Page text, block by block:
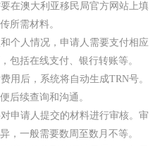
在澳大利亚移民局官方网站上填
所需材料。
个人情况，申请人需要支付相应
包括在线支付、银行转账等。
用后，系统将自动生成TRN号。
后续查询和沟通。
申请人提交的材料进行审核。审
，一般需要数周至数月不等。